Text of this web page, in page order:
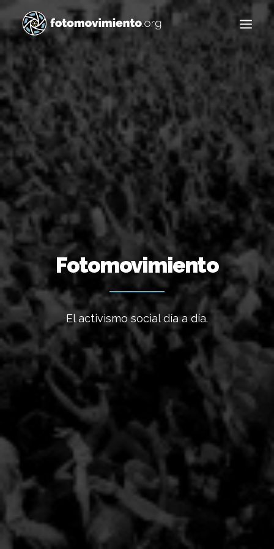
Buscar
Fotomovimiento
El activismo social día a día.